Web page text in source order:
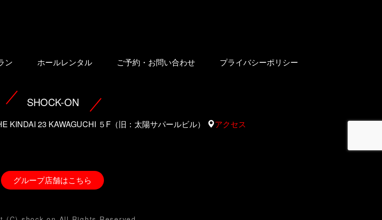
ン ホールレンタル ご予約・お問い合わせ プライバシーポリシー
SHOCK-ON
KINDAI 23 KAWAGUCHI ５F（旧：太陽サパールビル）
アクセス
グループ店舗はこちら